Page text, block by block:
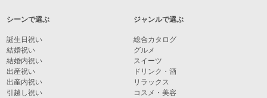
シーンで選ぶ
誕生日祝い
結婚祝い
結婚内祝い
出産祝い
出産内祝い
引越し祝い
ジャンルで選ぶ
総合カタログ
グルメ
スイーツ
ドリンク・酒
リラックス
コスメ・美容